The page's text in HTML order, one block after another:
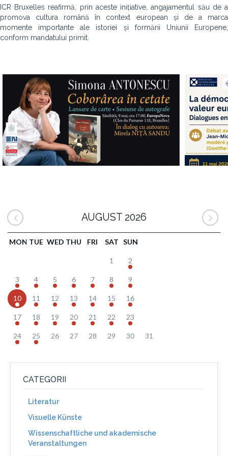
ICR Bruxelles reafirmă, prin aceste inițiative, angajamentul său de a
promova cultura română în context european și de a marca
momente importante ale istoriei și formării Uniunii Europene,
conform mandatului primit.
AUGUST 2026
MON TUE WED THU FRI SAT SUN
1 2
3 4 5 6 7 8 9
10 11 12 13 14 15 16
17 18 19 20 21 22 23
24 25 26 27 28 29 30 31
CATEGORII
Literatur
Visuelle Künste
Wissenschaftliche und akademische
Veranstaltungen